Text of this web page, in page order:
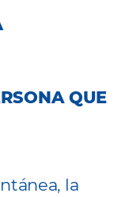
QUE
la